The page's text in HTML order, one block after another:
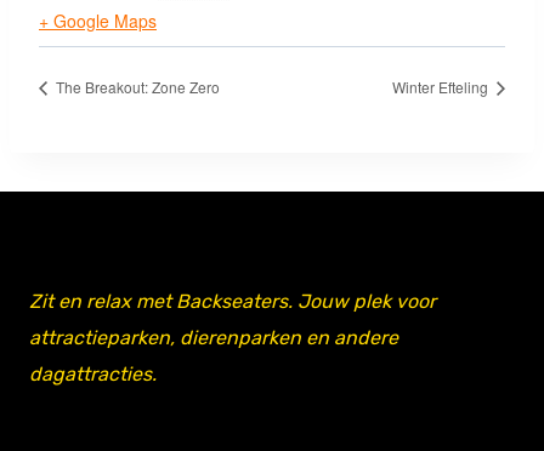
+ Google Maps
The Breakout: Zone Zero Winter Efteling
Zit en relax met Backseaters. Jouw plek voor
attractieparken, dierenparken en andere
dagattracties.